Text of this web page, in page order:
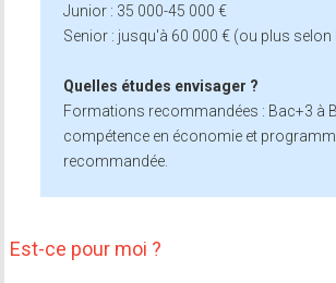
Junior : 35 000-45 000 €
Senior : jusqu'à 60 000 € (ou plus selon
Quelles études envisager ?
Formations recommandées : Bac+3 à
compétence en économie et
recommandée.
Est-ce pour moi ?